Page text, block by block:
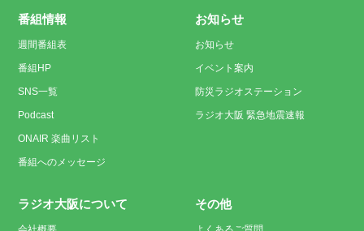
番組情報
週間番組表
番組HP
SNS一覧
Podcast
ONAIR 楽曲リスト
番組へのメッセージ
お知らせ
お知らせ
イベント案内
防災ラジオステーション
ラジオ大阪 緊急地震速報
ラジオ大阪について その他